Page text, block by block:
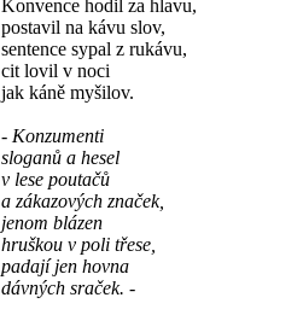
Konvence hodil za hlavu,
postavil na kávu slov,
sentence sypal z rukávu,
cit lovil v noci
jak káně myšilov.
- Konzumenti
sloganů a hesel
v lese poutačů
a zákazových značek,
jenom blázen
hruškou v poli třese,
padají jen hovna
dávných sraček. -